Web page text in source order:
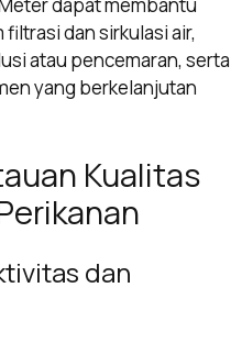
dan sirkulasi air,
atau pencemaran, serta
yang berkelanjutan
Kualitas
dan